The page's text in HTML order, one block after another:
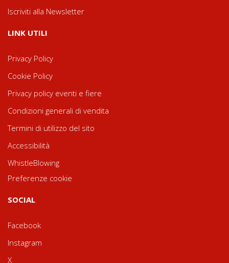
Iscriviti alla Newsletter
LINK UTILI
Privacy Policy
Cookie Policy
Privacy policy eventi e fiere
Condizioni generali di vendita
Termini di utilizzo del sito
Accessibilità
WhistleBlowing
Preferenze cookie
SOCIAL
Facebook
Instagram
X